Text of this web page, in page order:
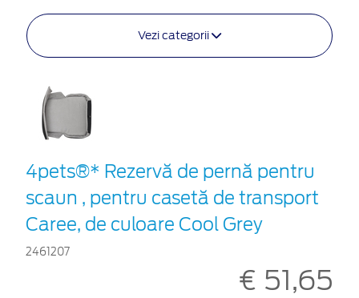
Vezi categorii
4pets®* Rezervă de pernă pentru
scaun , pentru casetă de transport
Caree, de culoare Cool Grey
2461207
€ 51,65